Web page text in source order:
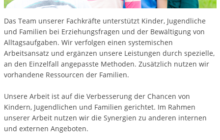
Das Team unserer Fachkräfte unterstützt Kinder, Jugendliche
und Familien bei Erziehungsfragen und der Bewältigung von
Alltagsaufgaben. Wir verfolgen einen systemischen
Arbeitsansatz und ergänzen unsere Leistungen durch spezielle,
an den Einzelfall angepasste Methoden. Zusätzlich nutzen wir
vorhandene Ressourcen der Familien.
Unsere Arbeit ist auf die Verbesserung der Chancen von
Kindern, Jugendlichen und Familien gerichtet. Im Rahmen
unserer Arbeit nutzen wir die Synergien zu anderen internen
und externen Angeboten.